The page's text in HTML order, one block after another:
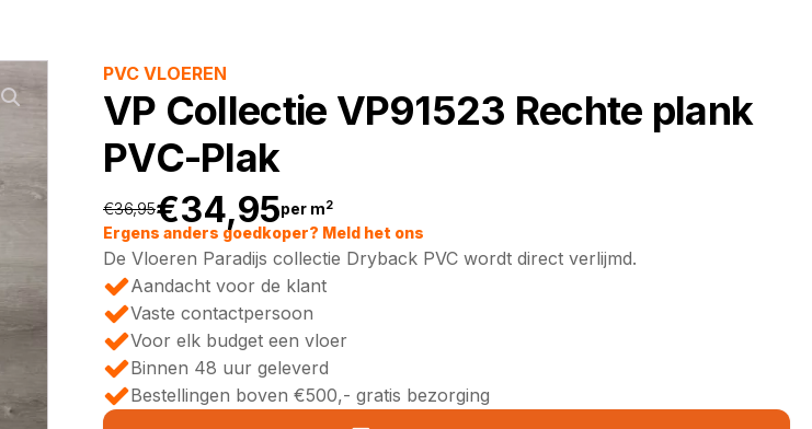
PVC VLOEREN
VP Collectie VP91523 Rechte plank
PVC-Plak
€36,95
Oorspronkelijke
prijs
was:
€36,95.
€34,95
Huidige
prijs
is:
€34,95.
per m2
Ergens anders goedkoper? Meld het ons
De Vloeren Paradijs collectie Dryback PVC wordt direct verlijmd.
Aandacht voor de klant
Vaste contactpersoon
Voor elk budget een vloer
Binnen 48 uur geleverd
Bestellingen boven €500,- gratis bezorging